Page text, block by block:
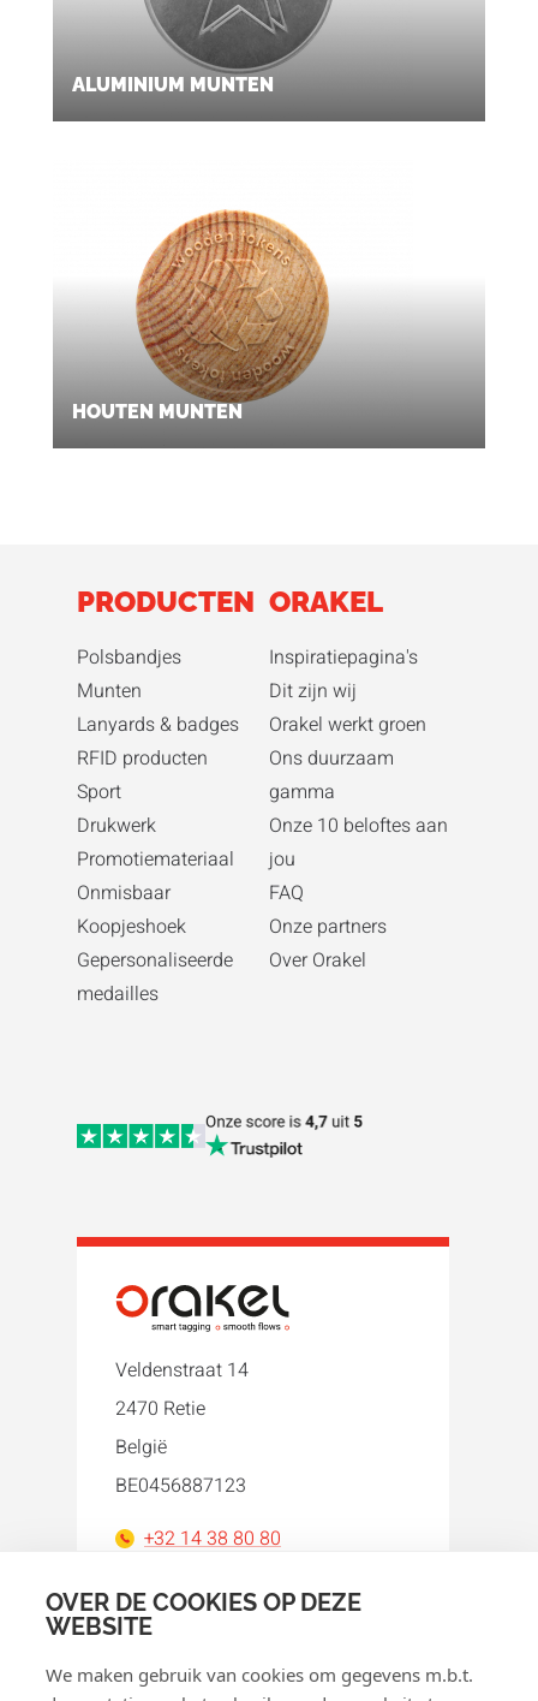
OVER DE COOKIES OP DEZE
WEBSITE
We maken gebruik van cookies om gegevens m.b.t.
ALUMINIUM MUNTEN
HOUTEN MUNTEN
PRODUCTEN
Polsbandjes
Munten
Lanyards & badges
RFID producten
Sport
Drukwerk
Promotiemateriaal
Onmisbaar
Koopjeshoek
Gepersonaliseerde
medailles
ORAKEL
Inspiratiepagina's
Dit zijn wij
Orakel werkt groen
Ons duurzaam
gamma
Onze 10 beloftes aan
jou
FAQ
Onze partners
Over Orakel
Veldenstraat 14
2470 Retie
België
BE0456887123
+32 14 38 80 80
Facebook